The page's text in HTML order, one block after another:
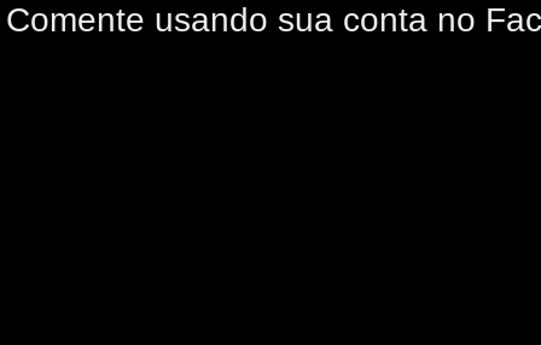
Comente usando sua conta no